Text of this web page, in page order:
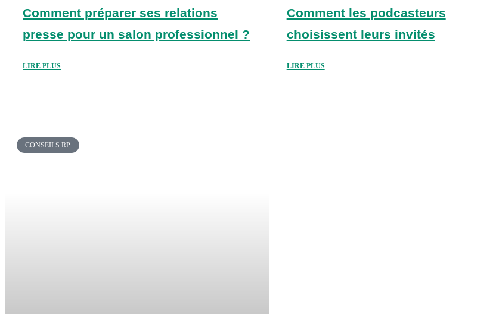
Comment préparer ses relations
presse pour un salon professionnel ?
LIRE PLUS
Comment les podcasteurs
choisissent leurs invités
LIRE PLUS
CONSEILS RP